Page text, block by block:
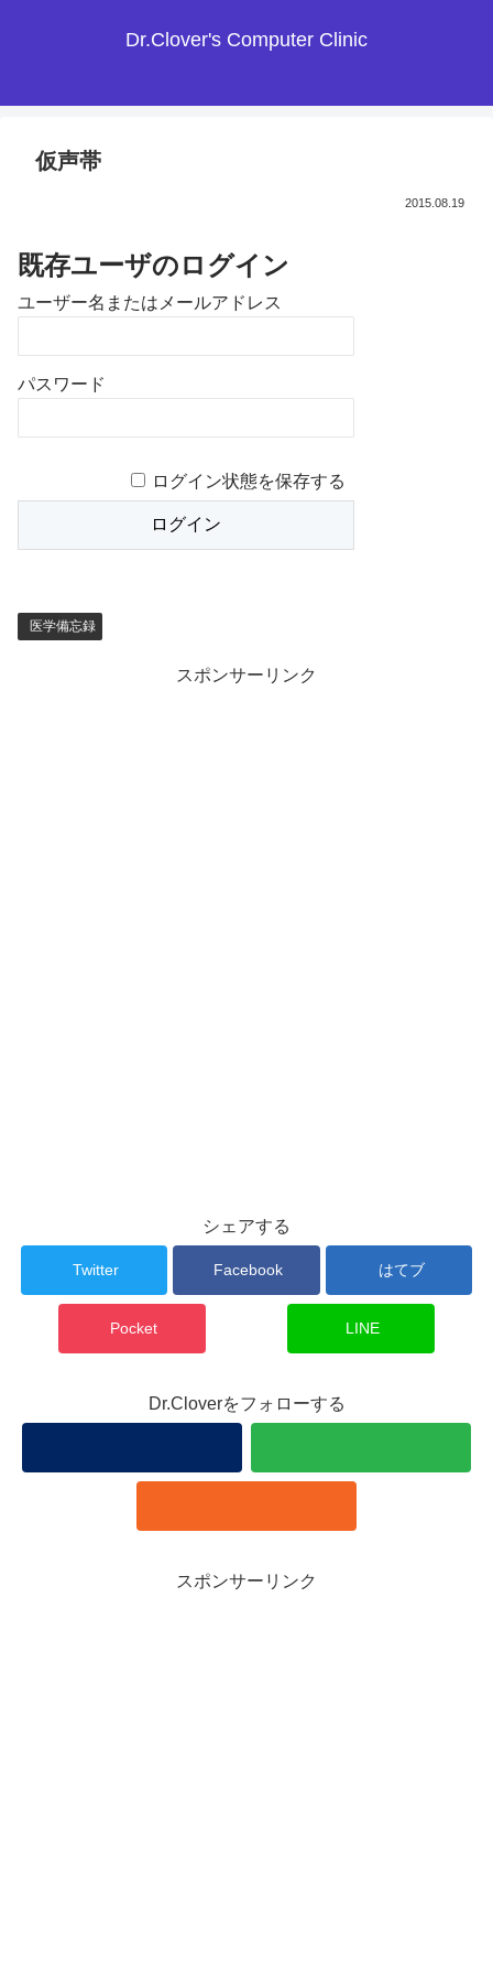
Dr.Clover's Computer Clinic
仮声帯
2015.08.19
既存ユーザのログイン
ユーザー名またはメールアドレス
パスワード
ログイン状態を保存する
医学備忘録
スポンサーリンク
シェアする
Twitter Facebook はてブ
Pocket LINE
Dr.Cloverをフォローする
スポンサーリンク